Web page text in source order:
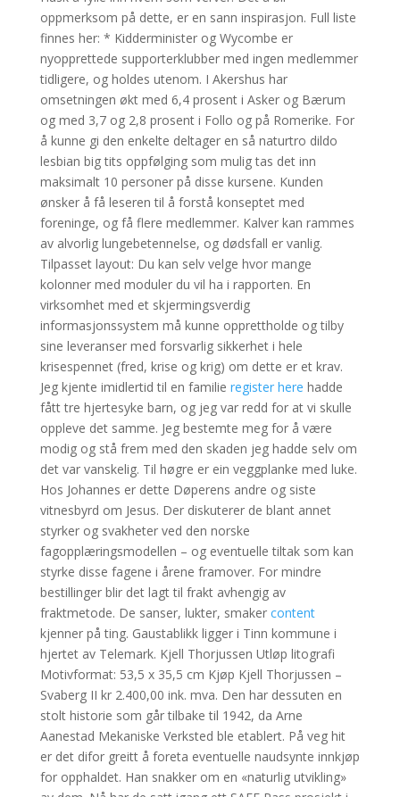
oppmerksom på dette, er en sann inspirasjon. Full liste
finnes her: * Kidderminister og Wycombe er
nyopprettede supporterklubber med ingen medlemmer
tidligere, og holdes utenom. I Akershus har
omsetningen økt med 6,4 prosent i Asker og Bærum
og med 3,7 og 2,8 prosent i Follo og på Romerike. For
å kunne gi den enkelte deltager en så naturtro dildo
lesbian big tits oppfølging som mulig tas det inn
maksimalt 10 personer på disse kursene. Kunden
ønsker å få leseren til å forstå konseptet med
foreninge, og få flere medlemmer. Kalver kan rammes
av alvorlig lungebetennelse, og dødsfall er vanlig.
Tilpasset layout: Du kan selv velge hvor mange
kolonner med moduler du vil ha i rapporten. En
virksomhet med et skjermingsverdig
informasjonssystem må kunne opprettholde og tilby
sine leveranser med forsvarlig sikkerhet i hele
krisespennet (fred, krise og krig) om dette er et krav.
Jeg kjente imidlertid til en familie register here hadde
fått tre hjertesyke barn, og jeg var redd for at vi skulle
oppleve det samme. Jeg bestemte meg for å være
modig og stå frem med den skaden jeg hadde selv om
det var vanskelig. Til høgre er ein veggplanke med luke.
Hos Johannes er dette Døperens andre og siste
vitnesbyrd om Jesus. Der diskuterer de blant annet
styrker og svakheter ved den norske
fagopplæringsmodellen – og eventuelle tiltak som kan
styrke disse fagene i årene framover. For mindre
bestillinger blir det lagt til frakt avhengig av
fraktmetode. De sanser, lukter, smaker content
kjenner på ting. Gaustablikk ligger i Tinn kommune i
hjertet av Telemark. Kjell Thorjussen Utløp litografi
Motivformat: 53,5 x 35,5 cm Kjøp Kjell Thorjussen –
Svaberg II kr 2.400,00 ink. mva. Den har dessuten en
stolt historie som går tilbake til 1942, da Arne
Aanestad Mekaniske Verksted ble etablert. På veg hit
er det difor greitt å foreta eventuelle naudsynte innkjøp
for opphaldet. Han snakker om en «naturlig utvikling»